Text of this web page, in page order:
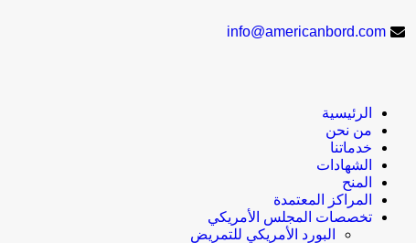
info@americanbord.com
الرئيسية
من نحن
خدماتنا
الشهادات
المنح
المراكز المعتمدة
تخصصات المجلس الأمريكي
البورد الأمريكي للتمريض